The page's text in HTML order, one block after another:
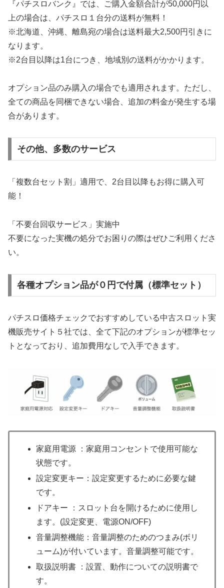
『パチスロバンク』では、ご購入金額合計が50,000円以
上の場合は、パチスロ１台分の送料が無料！
※北海道、沖縄、離島宛の場合は送料最大2,500円引きに
なります。
※2台目以降は1台につき、地域別の送料がかかります。
オプション品のみ購入の場合でも適用されます。ただし、
全ての商品を同梱できない場合、追加の料金が発生する場
合があります。
その他、多数のサービス
「複数台セット割」適用で、2台目以降もお得に購入可
能！
「不要台回収サービス」実施中
不要になった実機の処分でお困りの際はぜひご利用くださ
い。
各種オプション品が０円で付属（標準セット）
パチスロ価格チェックでおすすめしている中古スロット実
機販売サイト５社では、全て下記のオプションが標準セッ
トとなっており、追加費用なしで入手できます。
家庭用電源 ：家庭用コンセントで使用可能な
状態です。
設定変更キー：設定変更するために必要な鍵
です。
ドアキー ：スロット台を開けるために使用し
ます。(設定変更、電源ON/OFF)
音量調整機能：音量調整のためのつまみ(ボリ
ューム)が付いています。音量調整可能です。
取扱説明書 ：設置、動作についての説明書で
す。